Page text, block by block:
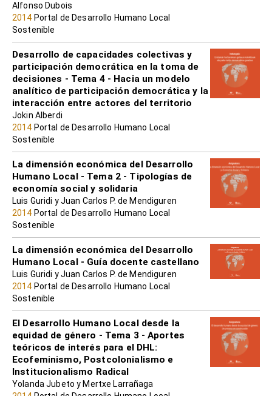
Alfonso Dubois
2014 Portal de Desarrollo Humano Local
Sostenible
Desarrollo de capacidades colectivas y
participación democrática en la toma de
decisiones - Tema 4 - Hacia un modelo
analítico de participación democrática y la
interacción entre actores del territorio
Jokin Alberdi
2014 Portal de Desarrollo Humano Local
Sostenible
La dimensión económica del Desarrollo
Humano Local - Tema 2 - Tipologías de
economía social y solidaria
Luis Guridi y Juan Carlos P. de Mendiguren
2014 Portal de Desarrollo Humano Local
Sostenible
La dimensión económica del Desarrollo
Humano Local - Guía docente castellano
Luis Guridi y Juan Carlos P. de Mendiguren
2014 Portal de Desarrollo Humano Local
Sostenible
El Desarrollo Humano Local desde la
equidad de género - Tema 3 - Aportes
teóricos de interés para el DHL:
Ecofeminismo, Postcolonialismo e
Institucionalismo Radical
Yolanda Jubeto y Mertxe Larrañaga